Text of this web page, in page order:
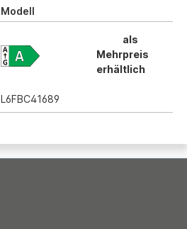
Modell
L6FBC41689
als
Mehrpreis
erhältlich